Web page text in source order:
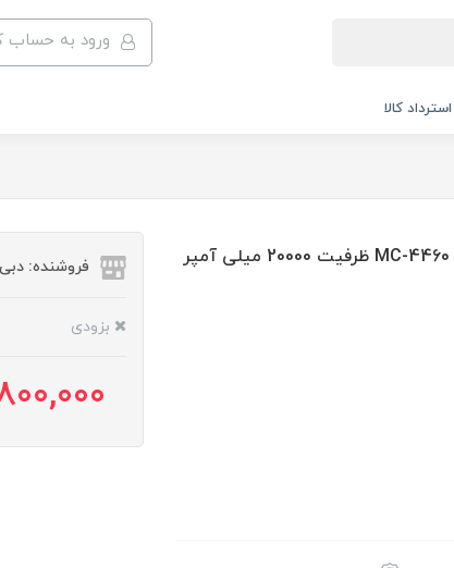
ورود به حساب
استرداد کالا
پاوربانک مک دودو مدل MC-4460 65W ظرفیت 20000 میلی آمپر
فروشنده:
بزودی